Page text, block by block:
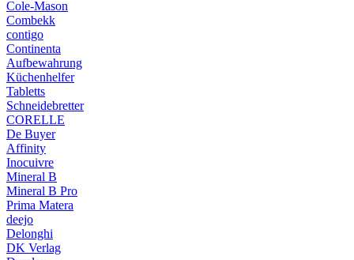
Cole-Mason
Combekk
contigo
Continenta
Aufbewahrung
Küchenhelfer
Tabletts
Schneidebretter
CORELLE
De Buyer
Affinity
Inocuivre
Mineral B
Mineral B Pro
Prima Matera
deejo
Delonghi
DK Verlag